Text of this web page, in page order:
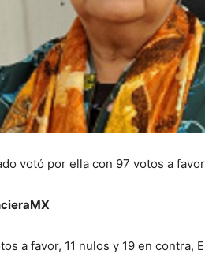
votó por ella con 97 votos a
a favor, 11 nulos y 19 en